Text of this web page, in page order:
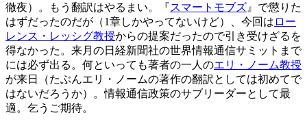
徹夜）。もう翻訳はやるまい。『スマートモブズ 』で懲りた
はずだったのだが（1章しかやってないけど）、今回は ロー
レンス・レッシグ教授からの提案だったので引き受けざるを
得なかった。来月の日経新聞社の世界情報通信サミットまで
には必ず出る。何といっても著者の一人のエリ・ノーム教授
が来日（たぶんエリ・ノームの著作の翻訳としては初めてで
はないだろうか）。情報通信政策のサブリーダーとして最
適。乞うご期待。